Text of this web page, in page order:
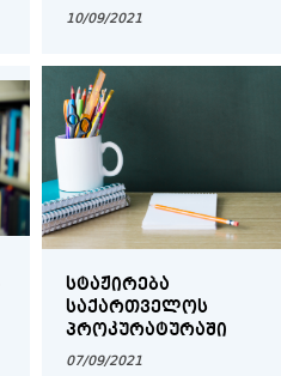
ᲡᲔᲛᲔᲡᲢᲠᲘᲡᲐᲗᲕᲘᲡ
ᲛᲐᲒᲘᲡᲢᲠᲐᲜᲢᲗᲐ
ᲒᲐᲜᲐᲪᲮᲐᲓᲔᲑᲘᲡ ᲛᲘᲦᲔᲑᲐ -
ᲬᲘᲜᲐᲡᲬᲐᲠᲘ
ᲠᲔᲒᲘᲡᲢᲠᲐᲪᲘᲐ
10/09/2021
ᲡᲢᲐᲟᲘᲠᲔᲑᲐ
ᲡᲐᲥᲐᲠᲗᲕᲔᲚᲝᲡ
ᲞᲠᲝᲙᲣᲠᲐᲢᲣᲠᲐᲨᲘ
07/09/2021